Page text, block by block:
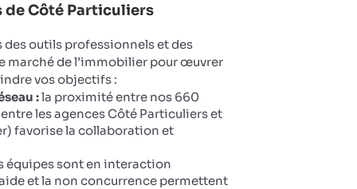
de Côté Particuliers
des outils professionnels et des
marché de l’immobilier pour œuvrer
vos objectifs :
:la proximité entre nos 660
les agences Côté Particuliers et
favorise la collaboration et
équipes sont en interaction
et la non concurrence permettent